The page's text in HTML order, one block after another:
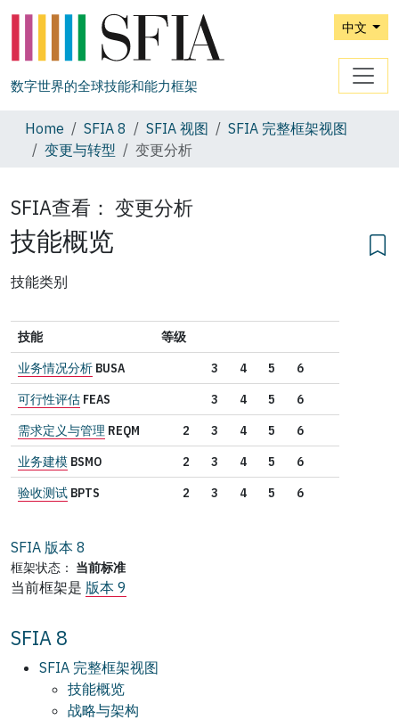
中文
数字世界的全球技能和能力框架
Home SFIA 8 SFIA 视图
SFIA 完整框架视图
变更与转型
变更分析
SFIA查看： 变更分析
技能概览
技能类别
技能
等级
业务情况分析 BUSA 3 4 5
6
可行性评估 FEAS 3 4 5
6
需求定义与管理 REQM 2 3 4 5
6
业务建模 BSMO 2 3 4 5
6
验收测试 BPTS 2 3 4 5 6
SFIA 版本 8
框架状态： 当前标准
当前框架是 版本 9
SFIA 8
SFIA 完整框架视图
技能概览
战略与架构